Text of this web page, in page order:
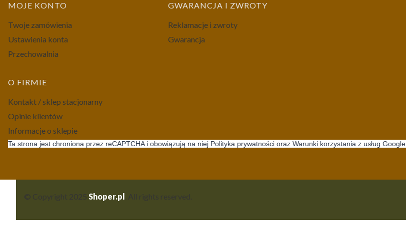
MOJE KONTO
Twoje zamówienia
Ustawienia konta
Przechowalnia
GWARANCJA I ZWROTY
Reklamacje i zwroty
Gwarancja
O FIRMIE
Kontakt / sklep stacjonarny
Opinie klientów
Informacje o sklepie
Ta strona jest chroniona przez reCAPTCHA i obowiązują na niej Polityka prywatności oraz Warunki korzystania z usług Google.
Shoper.pl